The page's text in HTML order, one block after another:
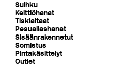
Suihku
Keittiöhanat
Tiskialtaat
Pesuallashanat
Sisäänrakennetut
Somistus
Pintakäsittelyt
Outlet